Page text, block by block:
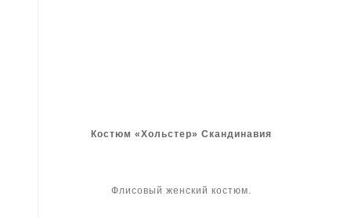
Костюм «Хольстер» Скандинавия
Флисовый женский костюм.